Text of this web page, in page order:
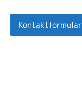
Kontaktformular